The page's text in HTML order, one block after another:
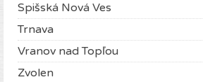
Spišská Nová Ves
Trnava
Vranov nad Topľou
Zvolen